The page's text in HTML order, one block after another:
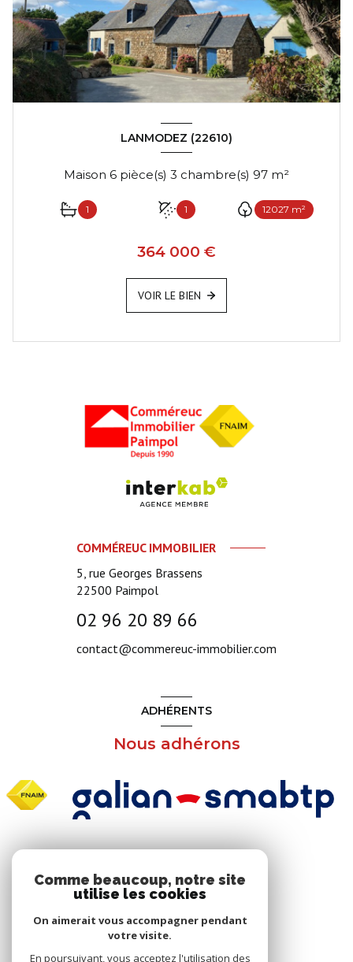
LANMODEZ (22610)
Maison 6 pièce(s) 3 chambre(s) 97 m²
1 1 12027 m²
364 000 €
VOIR LE BIEN
COMMÉREUC IMMOBILIER
5, rue Georges Brassens
22500 Paimpol
02 96 20 89 66
contact@commereuc-immobilier.com
ADHÉRENTS
Nous adhérons
Nous suivre
Comme beaucoup, notre site
utilise les cookies
On aimerait vous accompagner pendant
votre visite.
En poursuivant, vous acceptez l'utilisation des